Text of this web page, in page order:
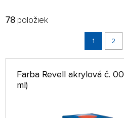
FILTROVAŤ:
78 položiek
1 2
Farba Revell akrylová č.
ml)